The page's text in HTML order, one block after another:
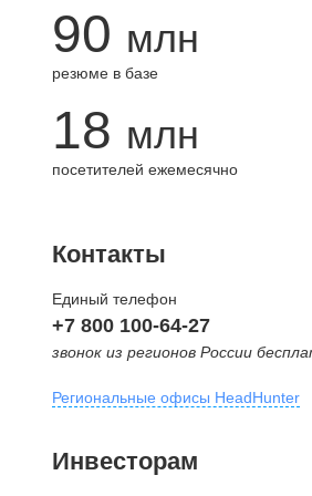
90 млн
резюме в базе
18 млн
посетителей ежемесячно
Контакты
Единый телефон
+7 800 100-64-27
звонок из регионов России
Региональные офисы HeadHunter
внутригородская территория
Инвесторам